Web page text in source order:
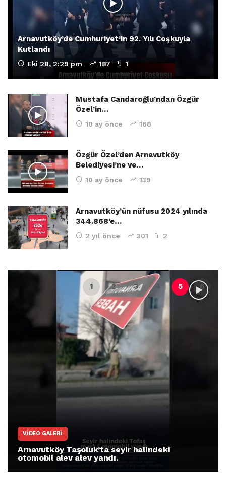
Arnavutköy’de Cumhuriyet’in 92. Yılı Coşkuyla
Kutlandı
Eki 28, 2:29 pm 187 1
Mustafa Candaroğlu’ndan Özgür
Özel’in…
10 ay önce 168
Özgür Özel’den Arnavutköy
Belediyesi’ne ve…
10 ay önce 139
Arnavutköy’ün nüfusu 2024 yılında
344.868’e…
2 yıl önce 301 2
VIDEO GALERI
Arnavutköy Taşoluk’ta seyir halindeki
otomobil alev alev yandı.